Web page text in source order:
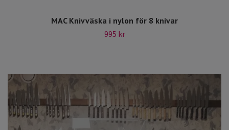
MAC Knivväska i nylon för 8 knivar
995 kr